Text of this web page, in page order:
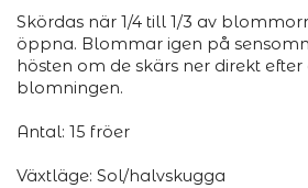
Skördas när 1/4 till 1/3 av
öppna. Blommar igen på
hösten om de skärs ner direkt efter
blomningen.
Antal: 15 fröer
Växtläge: Sol/halvskugga